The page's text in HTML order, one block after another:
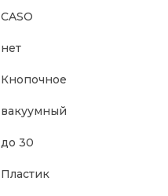
CASO
нет
Кнопочное
вакуумный
до 30
Пластик